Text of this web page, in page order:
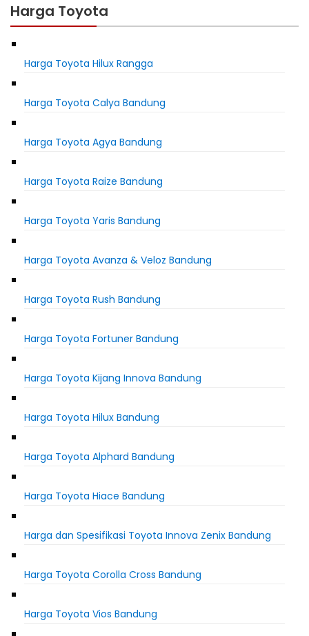
Harga Toyota
Harga Toyota Hilux Rangga
Harga Toyota Calya Bandung
Harga Toyota Agya Bandung
Harga Toyota Raize Bandung
Harga Toyota Yaris Bandung
Harga Toyota Avanza & Veloz Bandung
Harga Toyota Rush Bandung
Harga Toyota Fortuner Bandung
Harga Toyota Kijang Innova Bandung
Harga Toyota Hilux Bandung
Harga Toyota Alphard Bandung
Harga Toyota Hiace Bandung
Harga dan Spesifikasi Toyota Innova Zenix Bandung
Harga Toyota Corolla Cross Bandung
Harga Toyota Vios Bandung